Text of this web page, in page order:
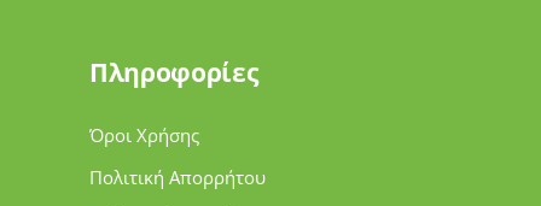
Πληροφορίες
Όροι Χρήσης
Πολιτική Απορρήτου